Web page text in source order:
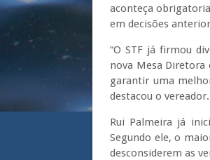
aconteça
em decisões
“O STF já firmou
nova Mesa
garantir uma
destacou o vereador.
Rui Palmeira já
Segundo ele, o
desconsiderem as